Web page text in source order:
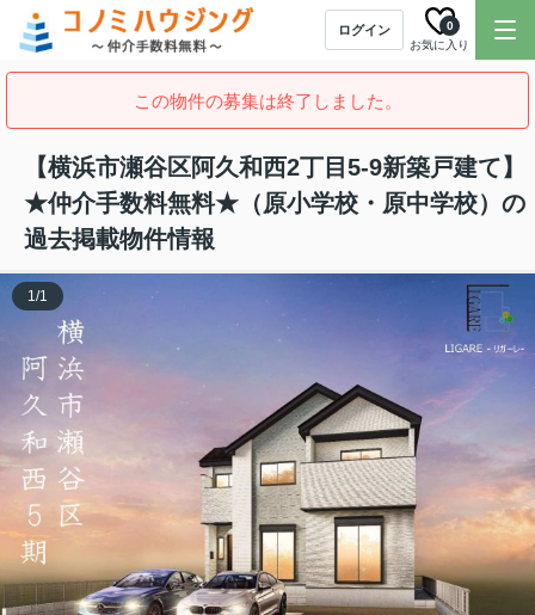
ログイン
お気に入り
0
この物件の募集は終了しました。
【横浜市瀬谷区阿久和西2丁目5-9新築戸建て】
★仲介手数料無料★（原小学校・原中学校）の
過去掲載物件情報
1/1